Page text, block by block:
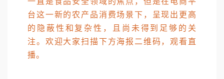
台这一新的农产品消费场景下，呈现出更高
的隐蔽性和复杂性，且尚未得到足够的关
注。欢迎大家扫描下方海报二维码，观看直
播。